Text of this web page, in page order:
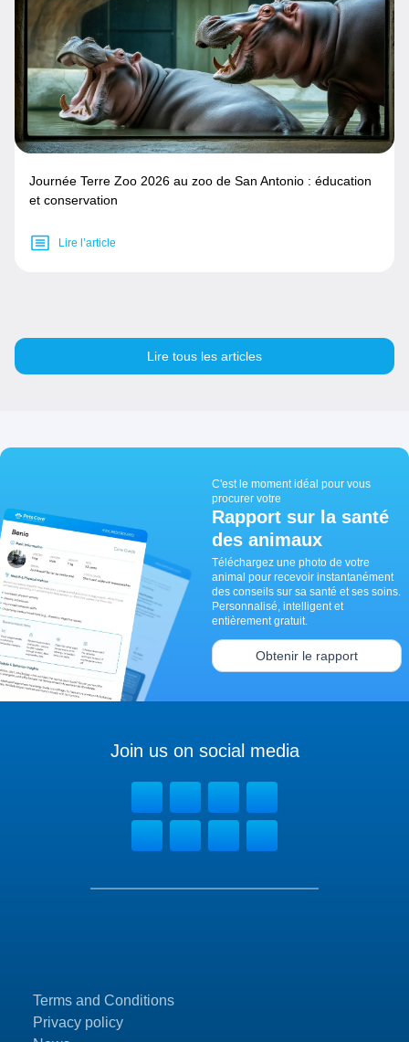
Journée Terre Zoo 2026 au zoo de San Antonio : éducation
et conservation
Lire l’article
Lire tous les articles
C'est le moment idéal pour vous
procurer votre
Rapport sur la santé
des animaux
Téléchargez une photo de votre
animal pour recevoir instantanément
des conseils sur sa santé et ses soins.
Personnalisé, intelligent et
entièrement gratuit.
Obtenir le rapport
Terms and Conditions
Privacy policy
Join us on social media